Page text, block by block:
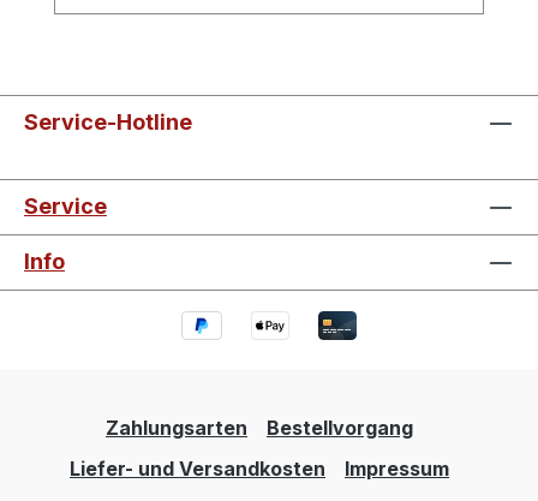
Service-Hotline
Service
Info
Zahlungsarten
Bestellvorgang
Liefer- und Versandkosten
Impressum